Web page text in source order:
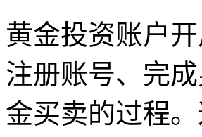
黄金投资账户
注册账号、完
金买卖的过程